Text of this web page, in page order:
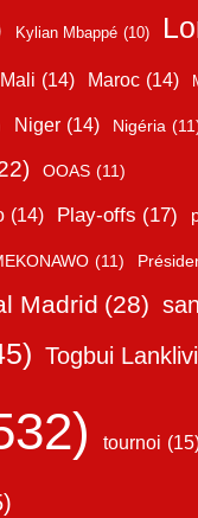
Kylian Mbappé (10)
Mali (14) Maroc (14)
Niger (14) Nigéria
OOAS (11)
(14) Play-offs (17)
(11)
Madrid (28)
Togbui
tournoi